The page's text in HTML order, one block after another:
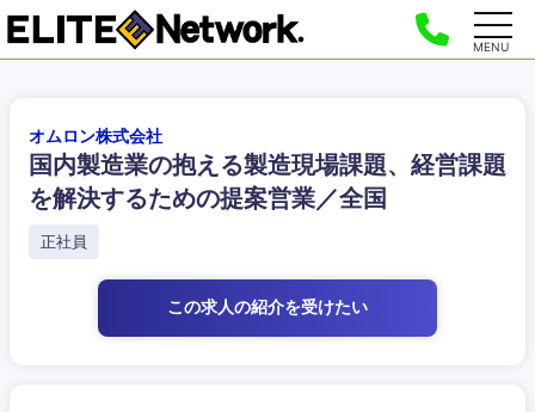
MENU
オムロン株式会社
国内製造業の抱える製造現場課題、経営課題
を解決するための提案営業／全国
正社員
この求人の紹介を受けたい